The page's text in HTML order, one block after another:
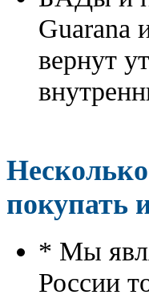
Guarana
вернут
покупать
* Мы
России